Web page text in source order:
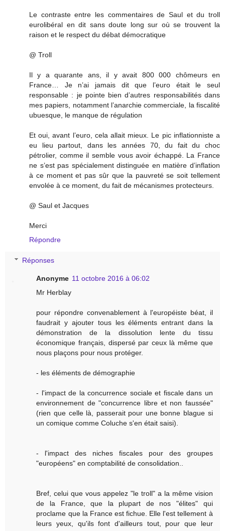
Le contraste entre les commentaires de Saul et du troll
eurolibéral en dit sans doute long sur où se trouvent la
raison et le respect du débat démocratique
@ Troll
Il y a quarante ans, il y avait 800 000 chômeurs en
France… Je n’ai jamais dit que l’euro était le seul
responsable : je pointe bien d’autres responsabilités dans
mes papiers, notamment l’anarchie commerciale, la fiscalité
ubuesque, le manque de régulation
Et oui, avant l’euro, cela allait mieux. Le pic inflationniste a
eu lieu partout, dans les années 70, du fait du choc
pétrolier, comme il semble vous avoir échappé. La France
ne s’est pas spécialement distinguée en matière d’inflation
à ce moment et pas sûr que la pauvreté se soit tellement
envolée à ce moment, du fait de mécanismes protecteurs.
@ Saul et Jacques
Merci
Répondre
Réponses
Anonyme 11 octobre 2016 à 06:02
Mr Herblay
pour répondre convenablement à l'européiste béat, il
faudrait y ajouter tous les éléments entrant dans la
démonstration de la dissolution lente du tissu
économique français, dispersé par ceux là même que
nous plaçons pour nous protéger.
- les éléments de démographie
- l'impact de la concurrence sociale et fiscale dans un
environnement de "concurrence libre et non faussée"
(rien que celle là, passerait pour une bonne blague si
un comique comme Coluche s'en était saisi).
- l'impact des niches fiscales pour des groupes
"européens" en comptabilité de consolidation..
Bref, celui que vous appelez "le troll" a la même vision
de la France, que la plupart de nos "élites" qui
proclame que la France est fichue. Elle l'est tellement à
leurs yeux, qu'ils font d'ailleurs tout, pour que leur